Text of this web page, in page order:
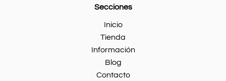
Secciones
Inicio
Tienda
Información
Blog
Contacto